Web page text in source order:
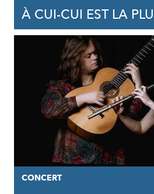
À CUI-CUI EST LA
CONCERT